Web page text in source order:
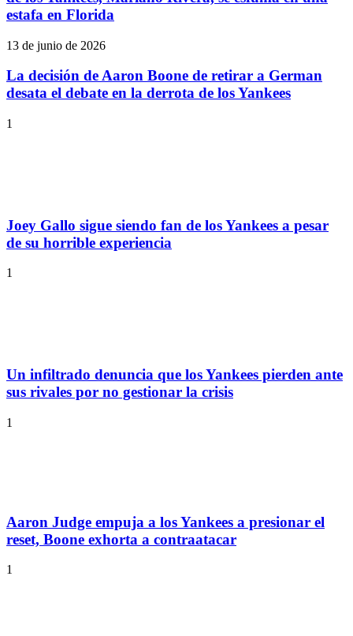
estafa en Florida
13 de junio de 2026
La decisión de Aaron Boone de retirar a German
desata el debate en la derrota de los Yankees
1
Joey Gallo sigue siendo fan de los Yankees a pesar
de su horrible experiencia
1
Un infiltrado denuncia que los Yankees pierden ante
sus rivales por no gestionar la crisis
1
Aaron Judge empuja a los Yankees a presionar el
reset, Boone exhorta a contraatacar
1